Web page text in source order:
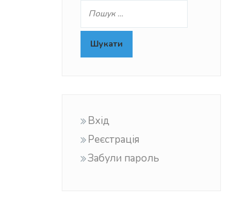
Вхід
Реєстрація
Забули пароль